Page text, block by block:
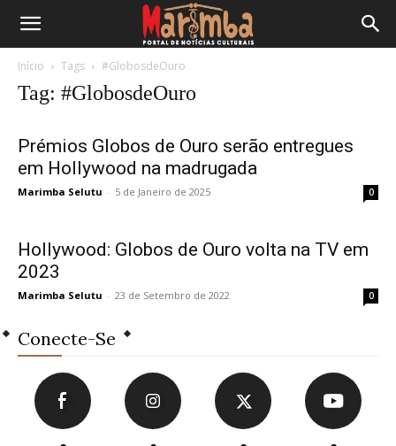
Início Tags #GlobosdeOuro
Tag: #GlobosdeOuro
Prémios Globos de Ouro serão entregues
em Hollywood na madrugada
Marimba Selutu - 5 de Janeiro de 2025 0
Hollywood: Globos de Ouro volta na TV em
2023
Marimba Selutu - 23 de Setembro de 2022 0
Conecte-Se